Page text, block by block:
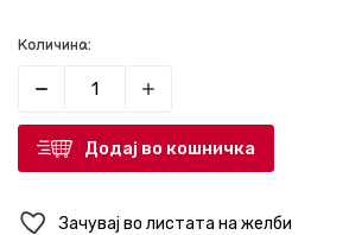
Количина:
Додај во кошничка
Зачувај во листата на желби